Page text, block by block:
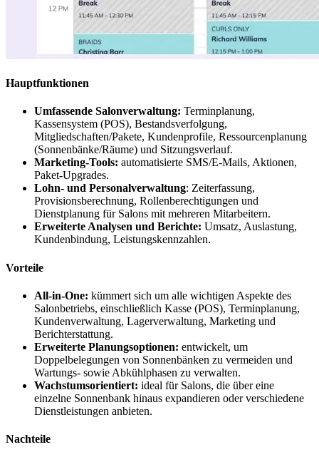
Hauptfunktionen
Umfassende Salonverwaltung: Terminplanung,
Kassensystem (POS), Bestandsverfolgung,
Mitgliedschaften/Pakete, Kundenprofile, Ressourcenplanung
(Sonnenbänke/Räume) und Sitzungsverlauf.
Marketing-Tools: automatisierte SMS/E-Mails, Aktionen,
Paket-Upgrades.
Lohn- und Personalverwaltung: Zeiterfassung,
Provisionsberechnung, Rollenberechtigungen und
Dienstplanung für Salons mit mehreren Mitarbeitern.
Erweiterte Analysen und Berichte: Umsatz, Auslastung,
Kundenbindung, Leistungskennzahlen.
Vorteile
All-in-One: kümmert sich um alle wichtigen Aspekte des
Salonbetriebs, einschließlich Kasse (POS), Terminplanung,
Kundenverwaltung, Lagerverwaltung, Marketing und
Berichterstattung.
Erweiterte Planungsoptionen: entwickelt, um
Doppelbelegungen von Sonnenbänken zu vermeiden und
Wartungs- sowie Abkühlphasen zu verwalten.
Wachstumsorientiert: ideal für Salons, die über eine
einzelne Sonnenbank hinaus expandieren oder verschiedene
Dienstleistungen anbieten.
Nachteile